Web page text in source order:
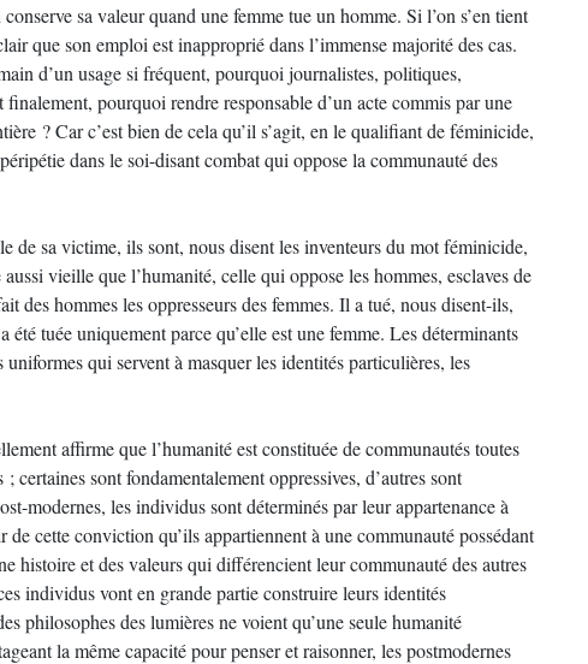
sa valeur quand une femme tue un homme. Si l’on s’en tient
que son emploi est inapproprié dans l’immense majorité des cas.
d’un usage si fréquent, pourquoi journalistes, politiques,
pourquoi rendre responsable d’un acte commis par une
? Car c’est bien de cela qu’il s’agit, en le qualifiant de féminicide,
dans le soi-disant combat qui oppose la communauté des
de sa victime, ils sont, nous disent les inventeurs du mot féminicide,
vieille que l’humanité, celle qui oppose les hommes, esclaves de
des hommes les oppresseurs des femmes. Il a tué, nous disent-ils,
tuée uniquement parce qu’elle est une femme. Les déterminants
qui servent à masquer les identités particulières, les
affirme que l’humanité est constituée de communautés toutes
certaines sont fondamentalement oppressives, d’autres sont
modernes, les individus sont déterminés par leur appartenance à
de cette conviction qu’ils appartiennent à une communauté possédant
histoire et des valeurs qui différencient leur communauté des autres
individus vont en grande partie construire leurs identités
philosophes des lumières ne voient qu’une seule humanité
la même capacité pour penser et raisonner, les postmodernes